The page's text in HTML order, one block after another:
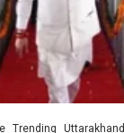
Trending Uttarakhand